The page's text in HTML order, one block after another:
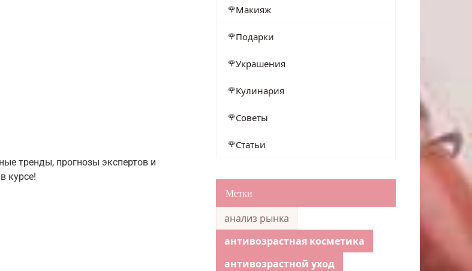
тренды, прогнозы экспертов и
курсе!
Макияж
Подарки
Украшения
Кулинария
Советы
Статьи
Метки
анализ рынка
антивозрастная косметика
антивозрастной уход